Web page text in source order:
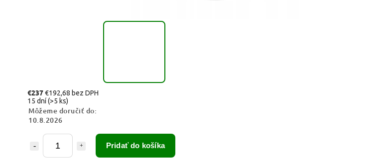
€237€192,68 bez DPH
15 dní(>5 ks)
Môžeme doručiť do:
10.8.2026
Pridať do košíka